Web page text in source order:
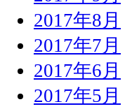
2017年8月
2017年7月
2017年6月
2017年5月